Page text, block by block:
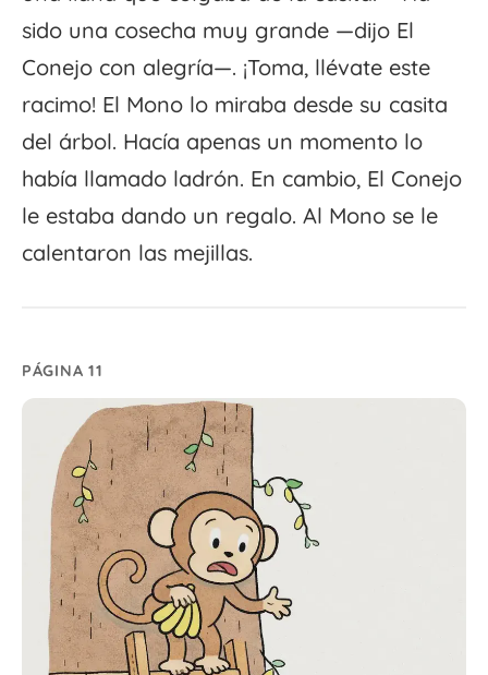
sido una cosecha muy grande —dijo El
Conejo con alegría—. ¡Toma, llévate este
racimo! El Mono lo miraba desde su casita
del árbol. Hacía apenas un momento lo
había llamado ladrón. En cambio, El Conejo
le estaba dando un regalo. Al Mono se le
calentaron las mejillas.
PÁGINA 11